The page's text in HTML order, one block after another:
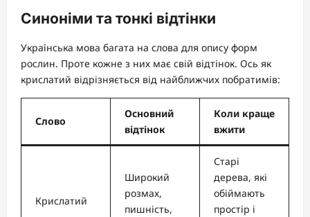
Синоніми та тонкі відтінки
Українська мова багата на слова для опису форм
рослин. Проте кожне з них має свій відтінок. Ось як
крислатий відрізняється від найближчих побратимів:
Слово
Основний
відтінок
Коли краще
вжити
Крислатий
Широкий
розмах,
пишність,
Старі
дерева, які
обіймають
простір і